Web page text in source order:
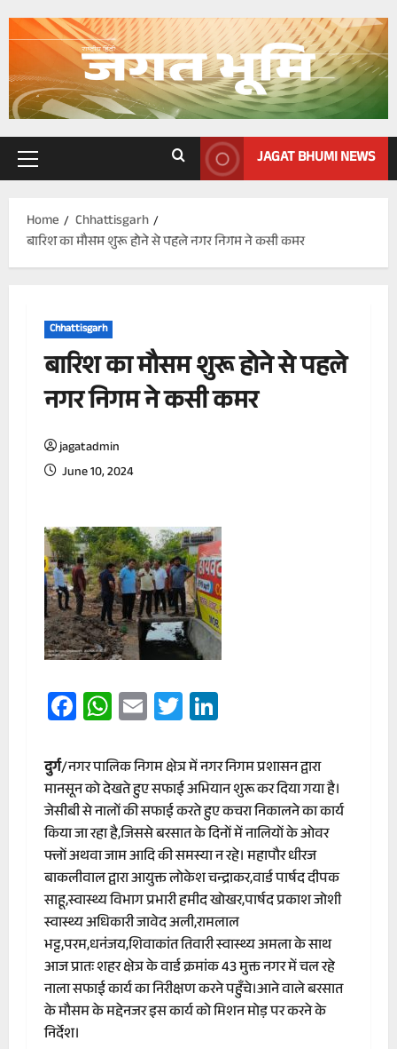
Primary
JAGAT BHUMI NEWS
Home
Chhattisgarh
बारिश का मौसम शुरू होने से पहले नगर निगम ने कसी कमर
Chhattisgarh
बारिश का मौसम शुरू होने से पहले
नगर निगम ने कसी कमर
jagatadmin
June 10, 2024
Facebook
WhatsApp
EmailTwitter
दुर्ग/नगर पालिक निगम क्षेत्र में नगर निगम प्रशासन द्वारा
मानसून को देखते हुए सफाई अभियान शुरू कर दिया गया है।
जेसीबी से नालों की सफाई करते हुए कचरा निकालने का कार्य
किया जा रहा है,जिससे बरसात के दिनों में नालियों के ओवर
फ्लों अथवा जाम आदि की समस्या न रहे। महापौर धीरज
बाकलीवाल द्वारा आयुक्त लोकेश चन्द्राकर,वार्ड पार्षद दीपक
साहू,स्वास्थ्य विभाग प्रभारी हमीद खोखर,पार्षद प्रकाश जोशी
स्वास्थ्य अधिकारी जावेद अली,रामलाल
भट्ट,परम,धनंजय,शिवाकांत तिवारी स्वास्थ्य अमला के साथ
आज प्रातः शहर क्षेत्र के वार्ड क्रमांक 43 मुक्त नगर में चल रहे
नाला सफाई कार्य का निरीक्षण करने पहुँचे।आने वाले बरसात
के मौसम के मद्देनजर इस कार्य को मिशन मोड़ पर करने के
निर्देश।